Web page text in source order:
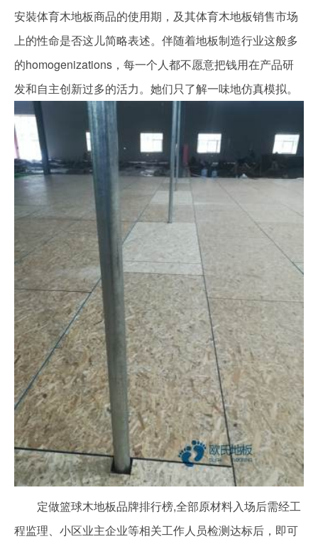
安裝体育木地板商品的使用期，及其体育木地板销售市场
上的性命是否这儿简略表述。伴随着地板制造行业这般多
的homogenizations，每一个人都不愿意把钱用在产品研
发和自主创新过多的活力。她们只了解一味地仿真模拟。
定做篮球木地板品牌排行榜,全部原材料入场后需经工
程监理、小区业主企业等相关工作人员检测达标后，即可